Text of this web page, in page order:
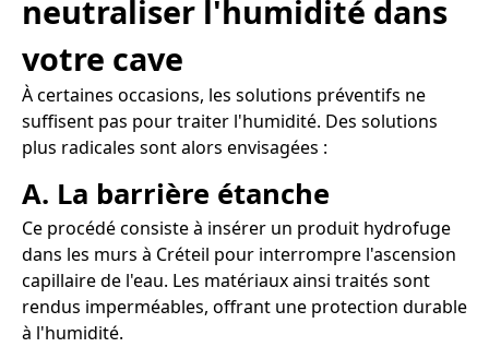
neutraliser l'humidité dans
votre cave
À certaines occasions, les solutions préventifs ne
suffisent pas pour traiter l'humidité. Des solutions
plus radicales sont alors envisagées :
A. La barrière étanche
Ce procédé consiste à insérer un produit hydrofuge
dans les murs à Créteil pour interrompre l'ascension
capillaire de l'eau. Les matériaux ainsi traités sont
rendus imperméables, offrant une protection durable
à l'humidité.